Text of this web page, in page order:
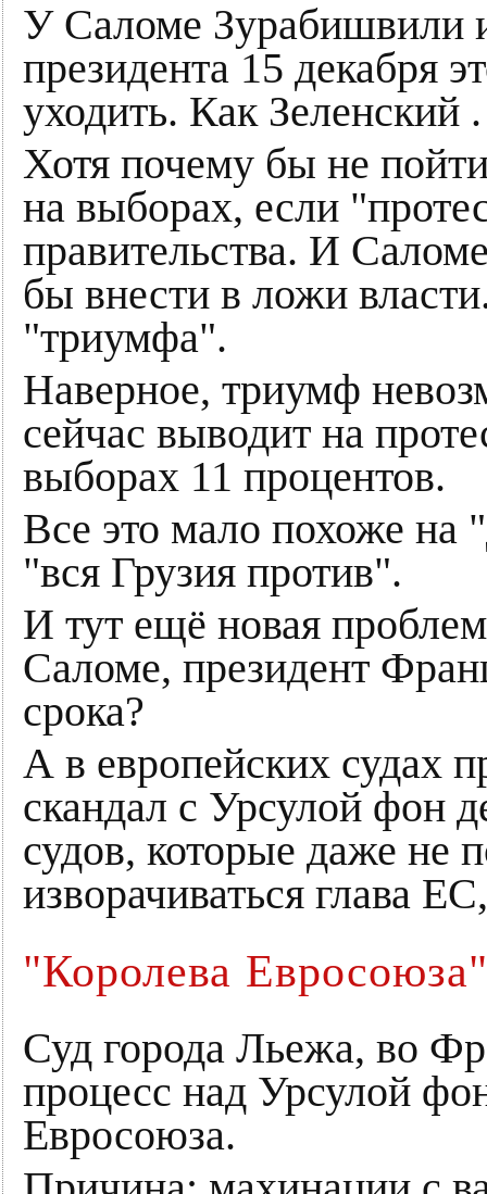
У Саломе Зурабишвили
президента 15 декабря
уходить. Как Зеленский .
Хотя почему бы не
на выборах, если
правительства. И
бы внести в ложи
"триумфа".
Наверное, триумф
сейчас выводит на
выборах 11 процентов.
Все это мало похоже на
"вся Грузия против".
И тут ещё новая
Саломе, президент
срока?
А в европейских судах
скандал с Урсулой фон
судов, которые даже не
изворачиваться глава
"Королева
Суд города Льежа, во
процесс над Урсулой
Евросоюза.